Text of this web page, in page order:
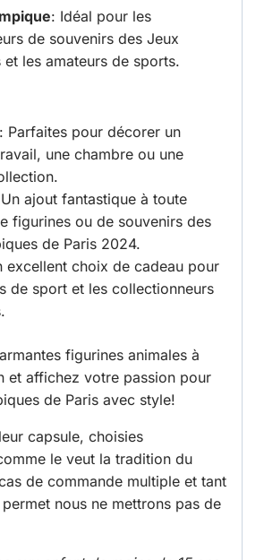
: Idéal pour les
de souvenirs des Jeux
et les amateurs de sports.
: Parfaites pour décorer un
une chambre ou une
ajout fantastique à toute
figurines ou de souvenirs des
de Paris 2024.
excellent choix de cadeau pour
de sport et les collectionneurs
figurines animales à
et affichez votre passion pour
de Paris avec style!
capsule, choisies
le veut la tradition du
de commande multiple et tant
nous ne mettrons pas de